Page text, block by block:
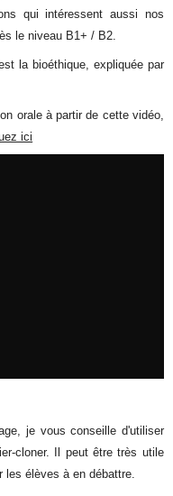
qui intéressent aussi nos
le niveau B1+ / B2.
la bioéthique, expliquée par
orale à partir de cette vidéo,
ici
je vous conseille d'utiliser
cloner. Il peut être très utile
les élèves à en débattre.